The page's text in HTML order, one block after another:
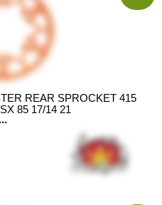
REAR SPROCKET 415
85 17/14 21